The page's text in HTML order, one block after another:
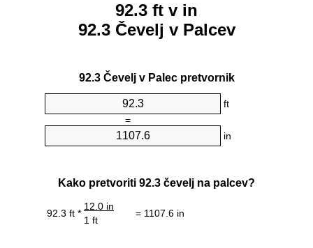
92.3 ft v in
92.3 Čevelj v Palcev
92.3 Čevelj v Palec pretvornik
ft
=
in
Kako pretvoriti 92.3 čevelj na palcev?
92.3 ft *
12.0 in
= 1107.6 in
1 ft